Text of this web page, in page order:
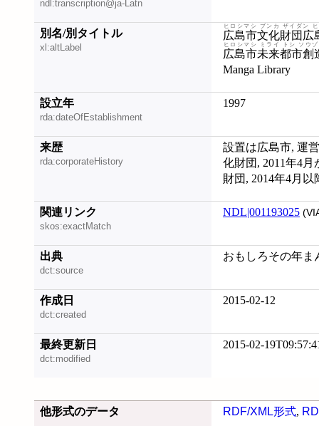
ndl:transcription@ja-Latn
別名/別タイトル
xl:altLabel
広島市文化財団広
ヒロシマシ ブンカ ザイダン
広島市未来都市創
ヒロシマシ ミライ トシ ソウ
Manga Library
設立年
rda:dateOfEstablishment
1997
来歴
rda:corporateHistory
設置は広島市, 運
化財団, 2011年4
財団, 2014年4月
関連リンク
skos:exactMatch
NDL|001193025
出典
dct:source
おもしろその年ま
作成日
dct:created
2015-02-12
最終更新日
dct:modified
2015-02-
他形式のデータ RDF/XML形式,